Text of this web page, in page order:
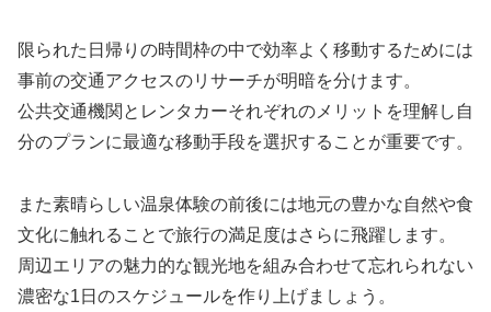
限られた日帰りの時間枠の中で効率よく移動するためには
事前の交通アクセスのリサーチが明暗を分けます。
公共交通機関とレンタカーそれぞれのメリットを理解し自
分のプランに最適な移動手段を選択することが重要です。
また素晴らしい温泉体験の前後には地元の豊かな自然や食
文化に触れることで旅行の満足度はさらに飛躍します。
周辺エリアの魅力的な観光地を組み合わせて忘れられない
濃密な1日のスケジュールを作り上げましょう。